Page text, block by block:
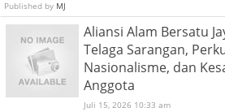
Published by MJ
Aliansi Alam Bersatu
Telaga Sarangan,
Nasionalisme, dan
Anggota
Juli 15, 2026 10:33 am